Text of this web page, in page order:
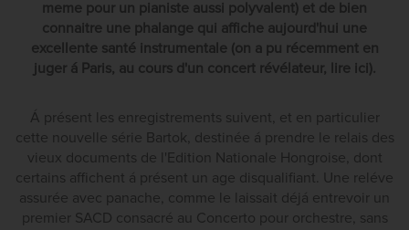
meme pour un pianiste aussi polyvalent) et de bien
connaitre une phalange qui affiche aujourd'hui une
excellente santé instrumentale (on a pu récemment en
juger á Paris, au cours d'un concert révélateur, lire ici).
Á présent les enregistrements suivent, et en particulier
cette nouvelle série Bartok, destinée á prendre le relais des
vieux documents de l'Edition Nationale Hongroise, dont
certains affichent á présent un age disqualifiant. Une reléve
assurée avec panache, comme le laissait déjá entrevoir un
premier SACD consacré au Concerto pour orchestre, sans